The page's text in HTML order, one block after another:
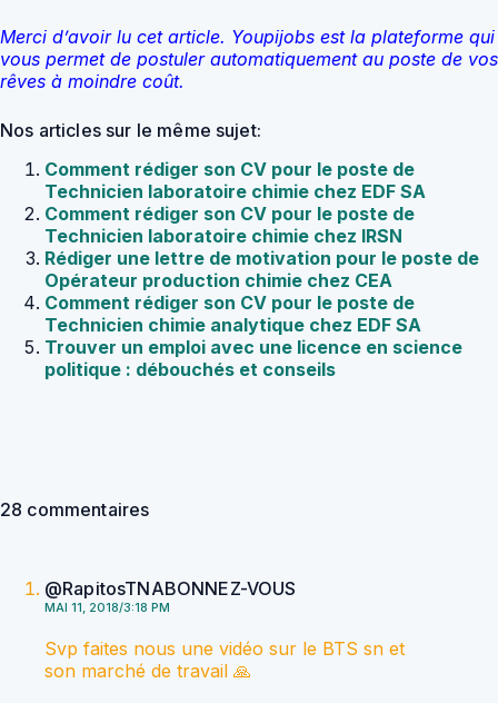
Merci d’avoir lu cet article. Youpijobs est la plateforme qui
vous permet de postuler automatiquement au poste de vos
rêves à moindre coût.
Nos articles sur le même sujet:
Comment rédiger son CV pour le poste de
Technicien laboratoire chimie chez EDF SA
Comment rédiger son CV pour le poste de
Technicien laboratoire chimie chez IRSN
Rédiger une lettre de motivation pour le poste de
Opérateur production chimie chez CEA
Comment rédiger son CV pour le poste de
Technicien chimie analytique chez EDF SA
Trouver un emploi avec une licence en science
politique : débouchés et conseils
28 commentaires
@RapitosTNABONNEZ-VOUS
MAI 11, 2018/3:18 PM
Svp faites nous une vidéo sur le BTS sn et
son marché de travail 🙏